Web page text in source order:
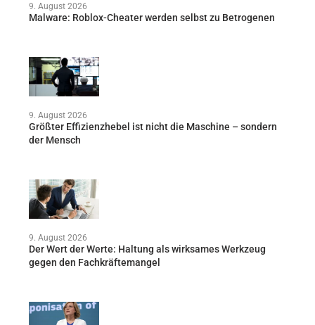
9. August 2026
Malware: Roblox-Cheater werden selbst zu Betrogenen
9. August 2026
Größter Effizienzhebel ist nicht die Maschine – sondern
der Mensch
9. August 2026
Der Wert der Werte: Haltung als wirksames Werkzeug
gegen den Fachkräftemangel